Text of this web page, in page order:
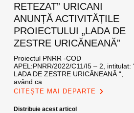
RETEZAT” URICANI
ANUNȚĂ ACTIVITĂȚILE
PROIECTULUI „LADA DE
ZESTRE URICĂNEANĂ”
Proiectul PNRR -COD
APEL:PNRR/2022/C11/I5 – 2, intitulat:
LADA DE ZESTRE URICĂNEANĂ “,
având ca
CITEȘTE MAI DEPARTE
Distribuie acest articol